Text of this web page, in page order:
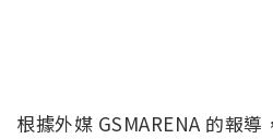
根據外媒 GSMARENA 的報